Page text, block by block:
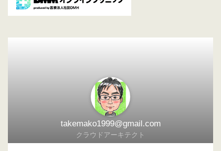
takemako1999@gmail.com
クラウドアーキテクト